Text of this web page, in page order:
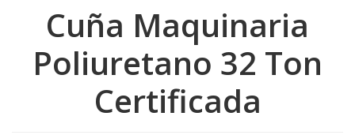
Cuña Maquinaria
Poliuretano 32 Ton
Certificada